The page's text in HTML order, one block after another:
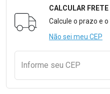
Formulário para
CALCULAR FRETE
Calcule o prazo e
Não sei meu CEP
Informe seu CEP